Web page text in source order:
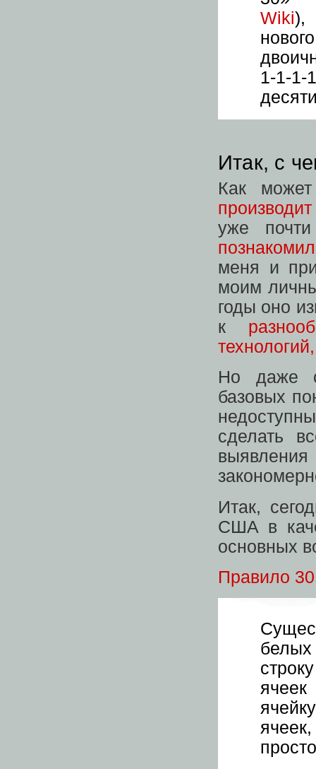
Wiki),
1-1-1-
Итак, с
Как
уже
меня и
моим
годы оно
к
Но даже
базовых
сделать
Итак,
США в
основных
Правило 30